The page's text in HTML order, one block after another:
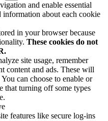
and enable essential
about each cookie
in your browser because
These cookies do not
site usage, remember
content and ads. These will
can choose to enable or
that turning off some types
features like secure log-ins